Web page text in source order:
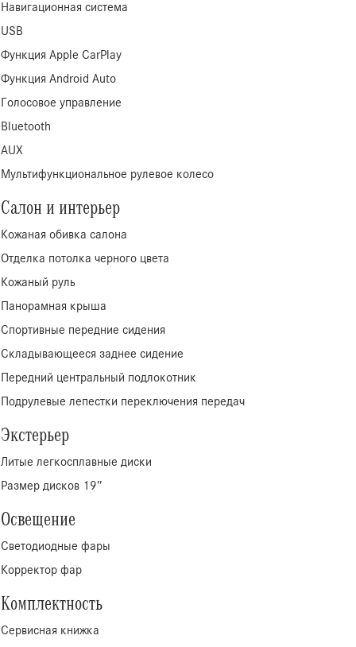
Навигационная система
USB
Функция Apple CarPlay
Функция Android Auto
Голосовое управление
Bluetooth
AUX
Мультифункциональное рулевое колесо
Салон и интерьер
Кожаная обивка салона
Отделка потолка черного цвета
Кожаный руль
Панорамная крыша
Спортивные передние сидения
Складывающееся заднее сидение
Передний центральный подлокотник
Подрулевые лепестки переключения передач
Экстерьер
Литые легкосплавные диски
Размер дисков 19″
Освещение
Светодиодные фары
Корректор фар
Комплектность
Сервисная книжка